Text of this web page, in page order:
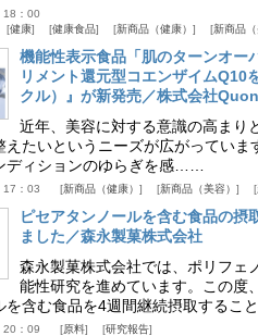
18：00
健康 健康食品 新商品（健康） 新商品（
機能性表示食品「肌のターンオー
リメント還元型コエンザイム
クル）』が新発売／株式会社Quon
近年、美容に対する意識の高まり
えたいというニーズが広がってい
ディションのゆらぎを感……
17：03 新商品（健康） 新商品（美容）
ピセアタンノールを含む食品の摂
ました／森永製菓株式会社
森永製菓株式会社では、ポリフェ
能性研究を進めています。この度
を含む食品を4週間継続摂取するこ
20：09 原料 研究報告